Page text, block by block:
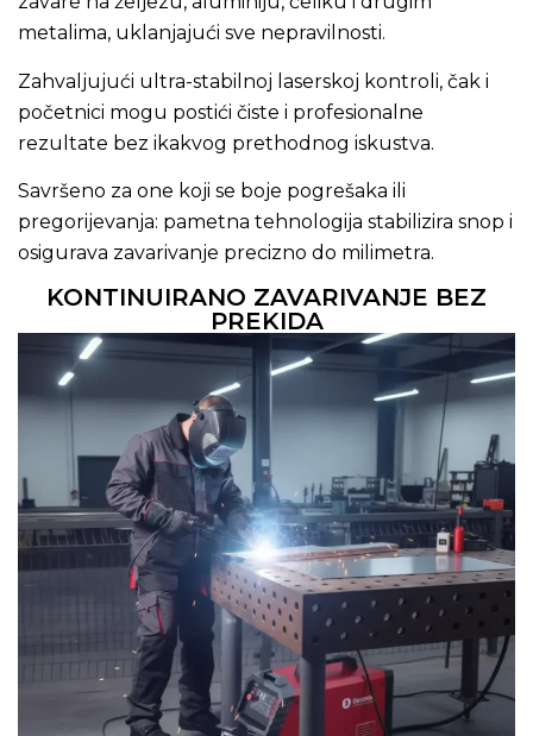
metalima, uklanjajući sve nepravilnosti.
Zahvaljujući ultra-stabilnoj laserskoj kontroli, čak i
početnici mogu postići čiste i profesionalne
rezultate bez ikakvog prethodnog iskustva.
Savršeno za one koji se boje pogrešaka ili
pregorijevanja: pametna tehnologija stabilizira snop i
osigurava zavarivanje precizno do milimetra.
KONTINUIRANO ZAVARIVANJE BEZ
PREKIDA